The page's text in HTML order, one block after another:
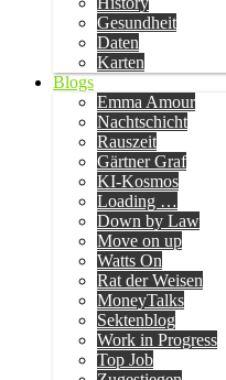
Gesundheit
Daten
Karten
Blogs
Emma Amour
Nachtschicht
Rauszeit
Gärtner Graf
KI-Kosmos
Loading …
Down by Law
Move on up
Watts On
Rat der Weisen
MoneyTalks
Sektenblog
Work in Progress
Top Job